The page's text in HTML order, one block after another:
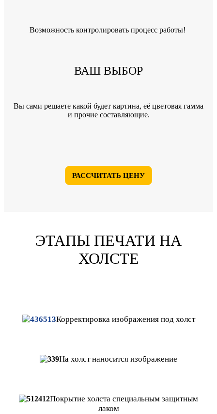
Возможность контролировать процесс работы!
ВАШ ВЫБОР
Вы сами решаете какой будет картина, её цветовая гамма
и прочие составляющие.
РАССЧИТАТЬ ЦЕНУ
ЭТАПЫ ПЕЧАТИ НА
ХОЛСТЕ
Корректировкаизображения под холст
На холст наносится изображение
Покрытие холста специальным защитным
лаком